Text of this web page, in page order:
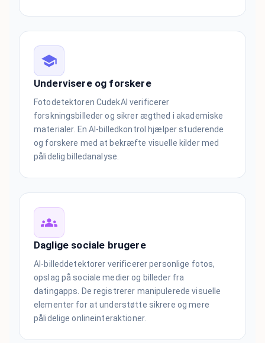
Undervisere og forskere
Fotodetektoren CudekAI verificerer
forskningsbilleder og sikrer ægthed i akademiske
materialer. En AI-billedkontrol hjælper studerende
og forskere med at bekræfte visuelle kilder med
pålidelig billedanalyse.
Daglige sociale brugere
AI-billeddetektorer verificerer personlige fotos,
opslag på sociale medier og billeder fra
datingapps. De registrerer manipulerede visuelle
elementer for at understøtte sikrere og mere
pålidelige onlineinteraktioner.